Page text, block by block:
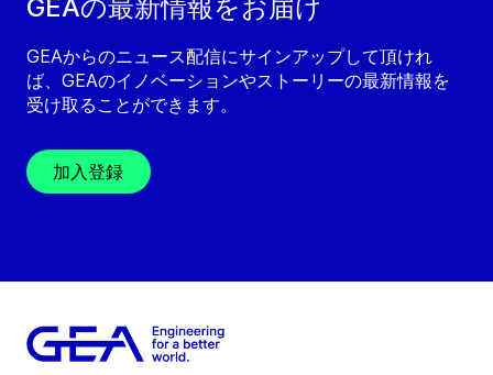
GEAの最新情報をお届け
GEAからのニュース配信にサインアップして頂けれ
ば、GEAのイノベーションやストーリーの最新情報を
受け取ることができます。
加入登録